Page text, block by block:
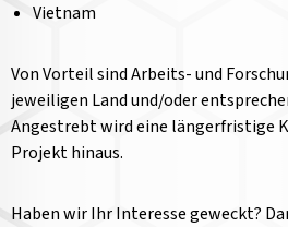
Vietnam
Von Vorteil sind Arbeits- und
jeweiligen Land und/oder
Angestrebt wird eine längerfristige
Projekt hinaus.
Haben wir Ihr Interesse geweckt?